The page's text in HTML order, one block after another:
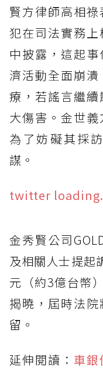
賢方律師高相
犯在司法實務
中披露，這起
濟活動全面崩
療，若謠言繼
大傷害。金世
為了妨礙其採
謀。
twitter
金秀賢公司
及相關人士提起
元（約3億台幣
揭曉，屆時法
留。
延伸閱讀： 車